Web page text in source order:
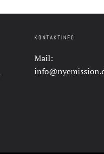
KONTAKTINFO
Mail: